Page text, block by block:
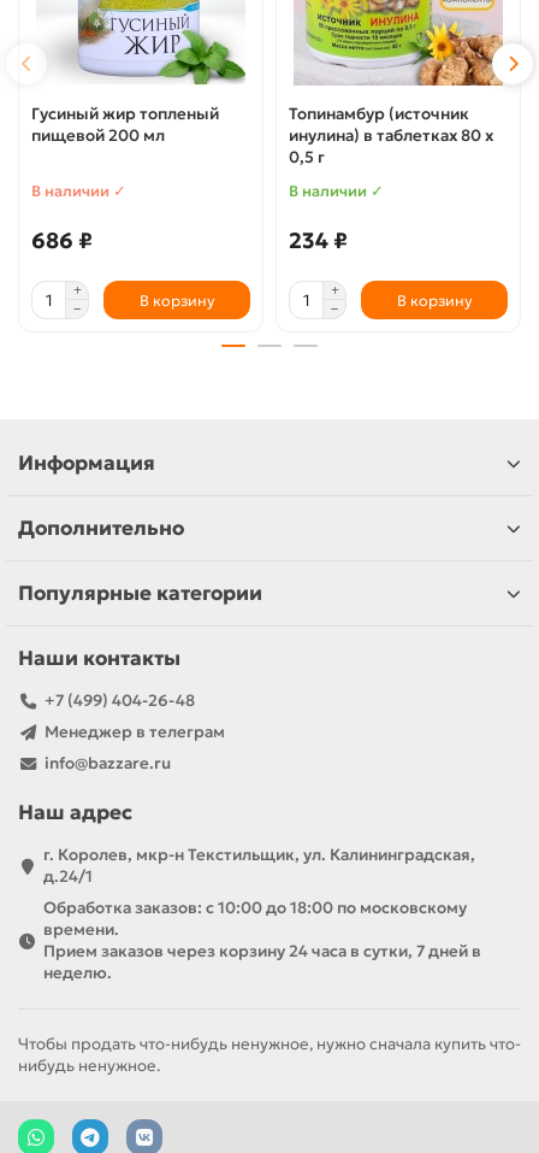
Гусиный жир топленый
пищевой 200 мл
В наличии ✓
686 ₽
В корзину
Топинамбур (источник
инулина) в таблетках 80 х
0,5 г
В наличии ✓
234 ₽
В корзину
Информация
Дополнительно
Популярные категории
Наши контакты
+7 (499) 404-26-48
Менеджер в телеграм
info@bazzare.ru
Наш адрес
г. Королев, мкр-н Текстильщик, ул. Калининградская,
д.24/1
Обработка заказов: с 10:00 до 18:00 по московскому
времени.
Прием заказов через корзину 24 часа в сутки, 7 дней в
неделю.
Чтобы продать что-нибудь ненужное, нужно сначала купить что-
нибудь ненужное.